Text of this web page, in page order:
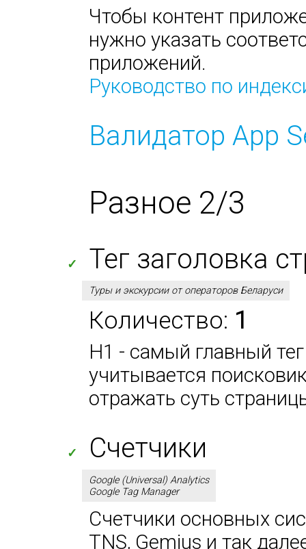
Чтобы контент
нужно указать
приложений.
Руководство по
Валидатор App
Разное 2/3
✓ Тег заголовка
Туры и экскурсии от операторов Беларуси
Количество: 1
H1 - самый главный
учитывается
отражать суть
✓ Счетчики
Google (Universal) Analytics
Google Tag Manager
Счетчики основных
TNS, Gemius и так